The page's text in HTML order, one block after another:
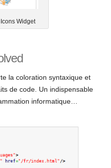
Widget
la coloration syntaxique et
de code. Un indispensable
informatique…